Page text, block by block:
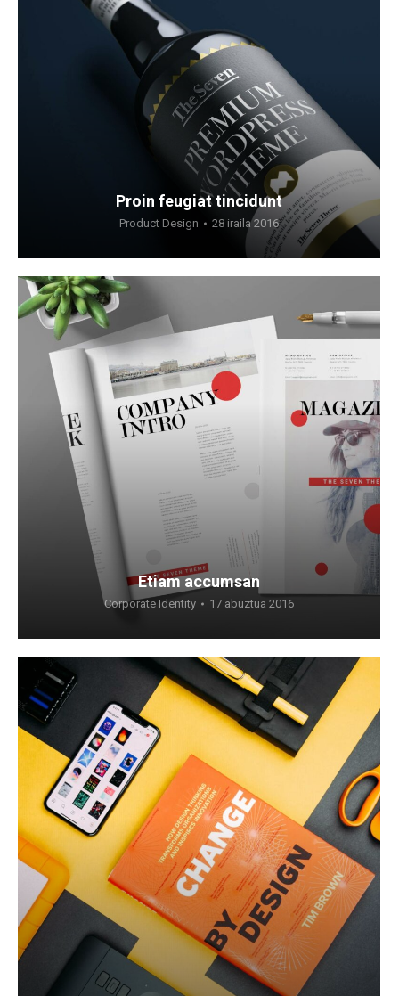
Proin feugiat tincidunt
Product Design 28 iraila 2016
Etiam accumsan
Corporate Identity 17 abuztua 2016